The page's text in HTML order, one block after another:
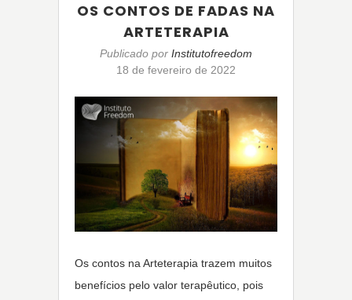
OS CONTOS DE FADAS NA
ARTETERAPIA
Publicado por Institutofreedom
18 de fevereiro de 2022
Os contos na Arteterapia trazem muitos
benefícios pelo valor terapêutico, pois